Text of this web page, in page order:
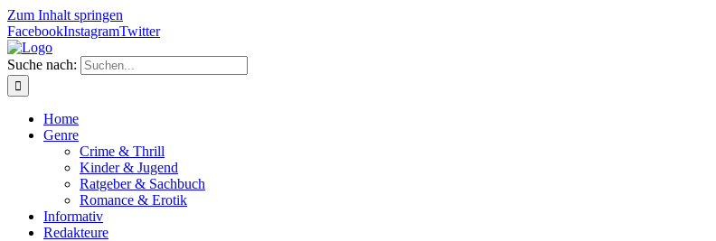
Zum Inhalt springen
FacebookInstagramTwitter
Suche nach:
Home
Genre
Crime & Thrill
Kinder & Jugend
Ratgeber & Sachbuch
Romance & Erotik
Informativ
Redakteure